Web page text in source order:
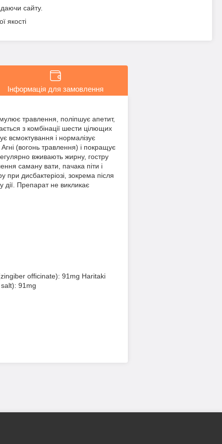
сайту.
якості
Інформація для замовлення
травлення, поліпшує апетит,
з комбінації шести цілющих
всмоктування і нормалізує
(вогонь травлення) і покращує
вживають жирну, гостру
саману вати, пачака піти і
дисбактеріозі, зокрема після
дії. Препарат не викликає
officinate): 91mg Haritaki
91mg